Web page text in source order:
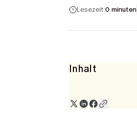
Lesezeit:0 minuten
Inhalt